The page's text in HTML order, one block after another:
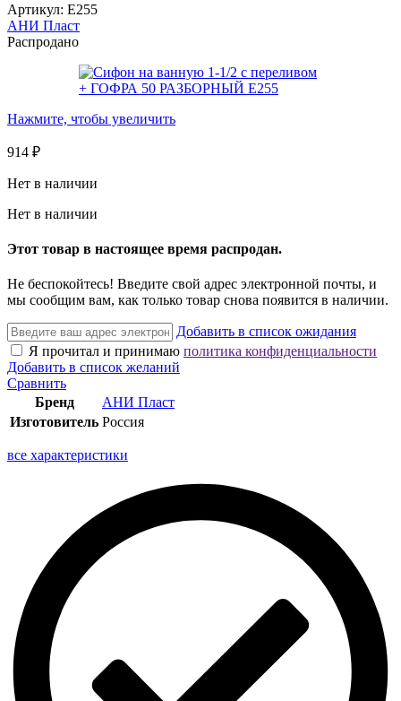
Артикул: Е255
АНИ Пласт
Распродано
Нажмите, чтобы увеличить
914 ₽
Нет в наличии
Нет в наличии
Этот товар в настоящее время распродан.
Не беспокойтесь! Введите свой адрес электронной почты, и
мы сообщим вам, как только товар снова появится в наличии.
Добавить в список ожидания
Я прочитал и принимаю политика конфиденциальности
Добавить в список желаний
Сравнить
Бренд
АНИ Пласт
Изготовитель Россия
все характеристики